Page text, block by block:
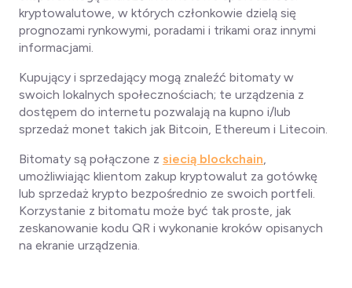
kryptowalutowe, w których członkowie dzielą się
prognozami rynkowymi, poradami i trikami oraz innymi
informacjami.
Kupujący i sprzedający mogą znaleźć bitomaty w
swoich lokalnych społecznościach; te urządzenia z
dostępem do internetu pozwalają na kupno i/lub
sprzedaż monet takich jak Bitcoin, Ethereum i Litecoin.
Bitomaty są połączone z siecią blockchain,
umożliwiając klientom zakup kryptowalut za gotówkę
lub sprzedaż krypto bezpośrednio ze swoich portfeli.
Korzystanie z bitomatu może być tak proste, jak
zeskanowanie kodu QR i wykonanie kroków opisanych
na ekranie urządzenia.